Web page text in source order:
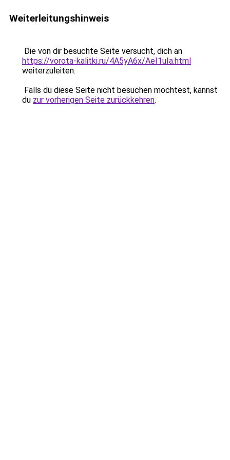
Weiterleitungshinweis
Die von dir besuchte Seite versucht, dich an
https://vorota-kalitki.ru/4A5yA6x/AeI1uIa.html
weiterzuleiten.
Falls du diese Seite nicht besuchen möchtest, kannst
du zur vorherigen Seite zurückkehren.